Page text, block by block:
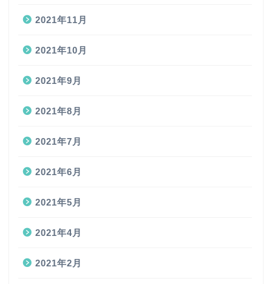
2021年11月
2021年10月
2021年9月
2021年8月
2021年7月
2021年6月
2021年5月
2021年4月
2021年2月